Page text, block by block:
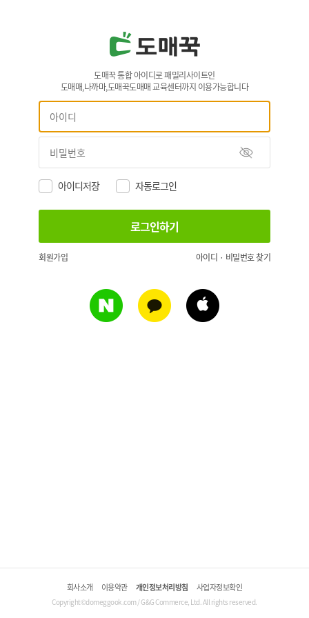
도매꾹 통합 아이디로 패밀리사이트인
도매매,나까마,도매꾹도매매 교육센터까지 이용가능합니다
아이디저장 자동로그인
회원가입 아이디 · 비밀번호 찾기
회사소개 이용약관 개인정보처리방침 사업자정보확인
Copyright©domeggook.com / G&G Commerce, Ltd. All rights reserved.